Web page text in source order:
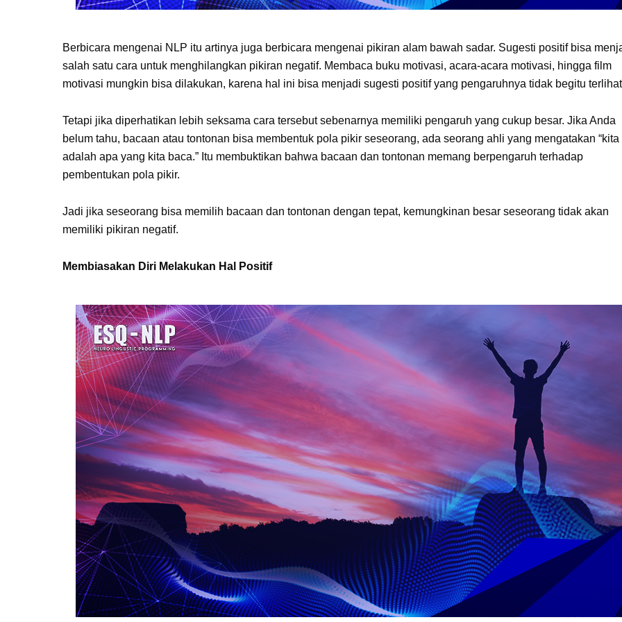
Berbicara mengenai NLP itu artinya juga berbicara mengenai pikiran alam bawah sadar. Sugesti positif bisa
salah satu cara untuk menghilangkan pikiran negatif. Membaca buku motivasi, acara-acara motivasi, hingga film
motivasi mungkin bisa dilakukan, karena hal ini bisa menjadi sugesti positif yang pengaruhnya tidak begitu
Tetapi jika diperhatikan lebih seksama cara tersebut sebenarnya memiliki pengaruh yang cukup besar. Jika Anda
belum tahu, bacaan atau tontonan bisa membentuk pola pikir seseorang, ada seorang ahli yang mengatakan “kita
adalah apa yang kita baca.” Itu membuktikan bahwa bacaan dan tontonan memang berpengaruh terhadap
pembentukan pola pikir.
Jadi jika seseorang bisa memilih bacaan dan tontonan dengan tepat, kemungkinan besar seseorang tidak akan
memiliki pikiran negatif.
Membiasakan Diri Melakukan Hal Positif